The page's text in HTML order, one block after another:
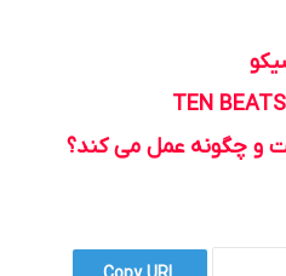
و چگونه عمل می کند؟